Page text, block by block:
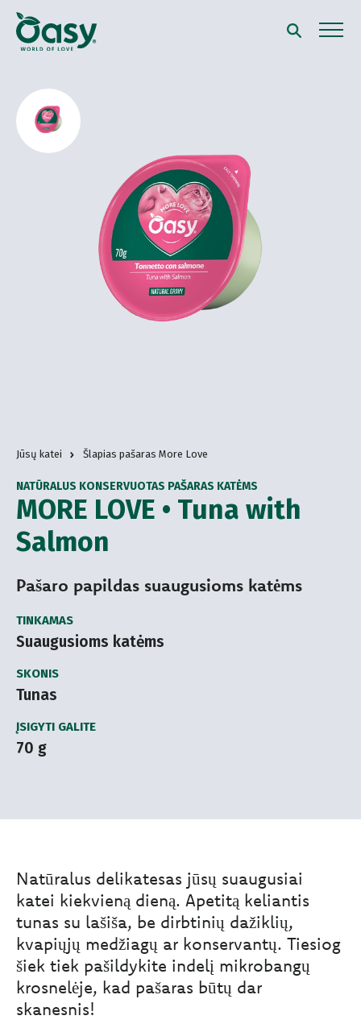
Jūsų katei Šlapias pašaras More Love
MORE LOVE • Tuna with
Salmon
NATŪRALUS KONSERVUOTAS PAŠARAS KATĖMS
Pašaro papildas suaugusioms katėms
TINKAMAS
Suaugusioms katėms
SKONIS
Tunas
ĮSIGYTI GALITE
70 g
Natūralus delikatesas jūsų suaugusiai
katei kiekvieną dieną. Apetitą keliantis
tunas su lašiša, be dirbtinių dažiklių,
kvapiųjų medžiagų ar konservantų. Tiesiog
šiek tiek pašildykite indelį mikrobangų
krosnelėje, kad pašaras būtų dar
skanesnis!